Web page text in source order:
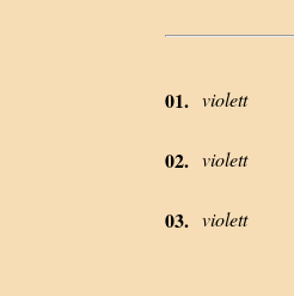
01. violett
02. violett
03. violett